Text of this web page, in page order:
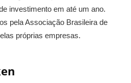
investimento em até um ano.
pela Associação Brasileira de
próprias empresas.